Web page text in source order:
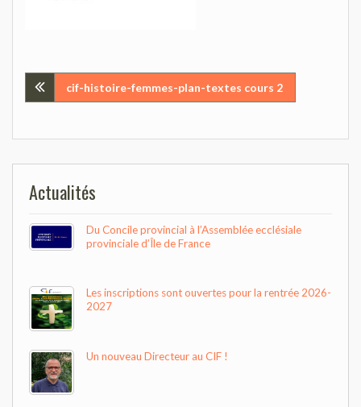
Navigation
l’article
cif-histoire-femmes-plan-textes cours 2
Actualités
Du Concile provincial à l’Assemblée ecclésiale
provinciale d’Île de France
Les inscriptions sont ouvertes pour la rentrée 2026-
2027
Un nouveau Directeur au CIF !